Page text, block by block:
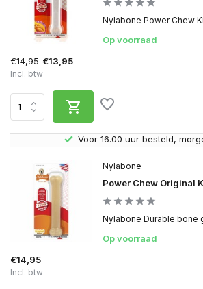
Nylabone
Power Chew Original
Nylabone Durable bone
Op voorraad
€14,95
Incl. btw
Gratis verzending v.a. € 40,-
Nylabone Power Chew
Op voorraad
€14,95 €13,95
Incl. btw